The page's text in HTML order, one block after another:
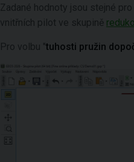
Zadané hodnoty jsou stejné
vnitřních pilot ve skupině
Pro volbu "tuhosti pružin